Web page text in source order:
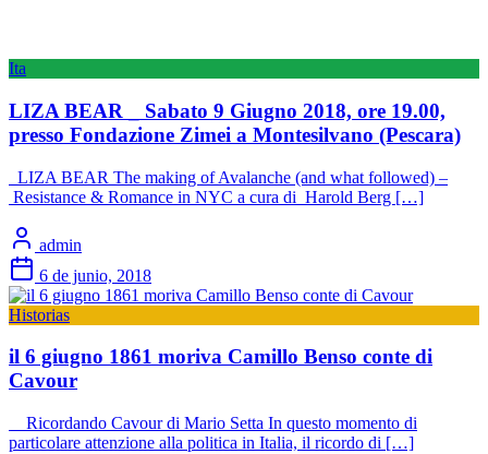
Ita
LIZA BEAR _ Sabato 9 Giugno 2018, ore 19.00,
presso Fondazione Zimei a Montesilvano (Pescara)
LIZA BEAR The making of Avalanche (and what followed) –
Resistance & Romance in NYC a cura di Harold Berg […]
admin
6 de junio, 2018
Historias
il 6 giugno 1861 moriva Camillo Benso conte di
Cavour
Ricordando Cavour di Mario Setta In questo momento di
particolare attenzione alla politica in Italia, il ricordo di […]